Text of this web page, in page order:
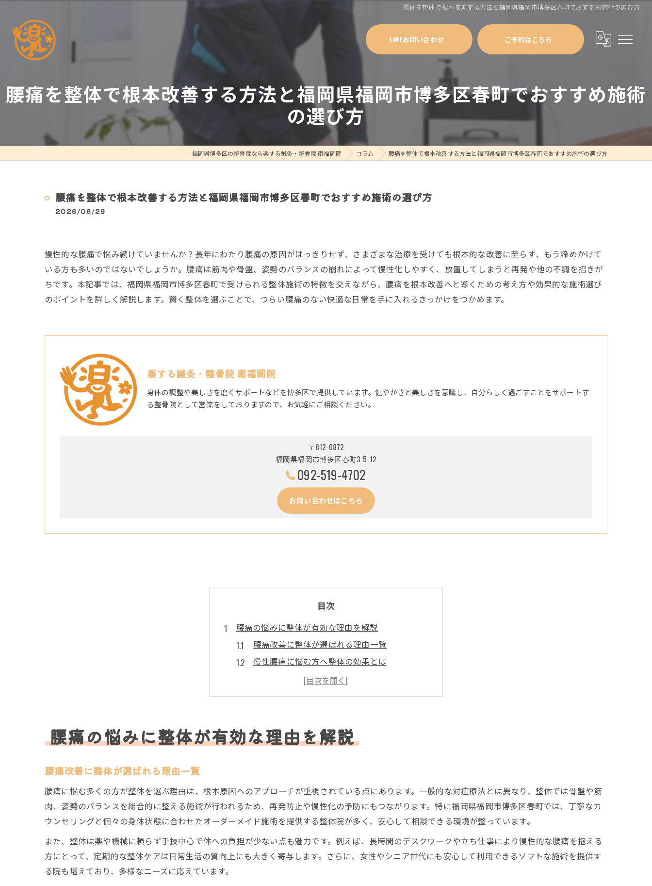
腰痛を整体で根本改善する方法と福岡県福岡市博多区春町でおすすめ施術の選び方
LINEお問い合わせ ご予約はこちら
腰痛を整体で根本改善する方法と福岡県福岡市博多区春町でおすすめ施術
の選び方
福岡県博多区の整骨院なら楽する鍼灸・整骨院 南福岡院 コラム 腰痛を整体で根本改善する方法と福岡県福岡市博多区春町でおすすめ施術の選び方
腰痛を整体で根本改善する方法と福岡県福岡市博多区春町でおすすめ施術の選び方
2026/06/29
慢性的な腰痛で悩み続けていませんか？長年にわたり腰痛の原因がはっきりせず、さまざまな治療を受けても根本的な改善に至らず、もう諦めかけて
いる方も多いのではないでしょうか。腰痛は筋肉や骨盤、姿勢のバランスの崩れによって慢性化しやすく、放置してしまうと再発や他の不調を招きが
ちです。本記事では、福岡県福岡市博多区春町で受けられる整体施術の特徴を交えながら、腰痛を根本改善へと導くための考え方や効果的な施術選び
のポイントを詳しく解説します。賢く整体を選ぶことで、つらい腰痛のない快適な日常を手に入れるきっかけをつかめます。
楽する鍼灸・整骨院 南福岡院
身体の調整や美しさを磨くサポートなどを博多区で提供しています。健やかさと美しさを意識し、自分らしく過ごすことをサポートす
る整骨院として営業をしておりますので、お気軽にご相談ください。
〒812-0872
福岡県福岡市博多区春町3-5-12
092-519-4702
お問い合わせはこちら
目次
腰痛の悩みに整体が有効な理由を解説
腰痛改善に整体が選ばれる理由一覧
慢性腰痛に悩む方へ整体の効果とは
整体と整骨院の違いを腰痛目線で解説
腰痛対策に整体を活用するポイント
整体で腰痛改善を目指す方へ必要な知識
腰痛を整体で改善する基礎知識まとめ
腰痛整体の料金や平均的な費用感
整体で腰痛が治る仕組みを詳しく解説
腰痛根本改善を目指す整体施術の比較表
腰痛の悩みに整体が有効な理由を解説
腰痛改善に整体が選ばれる理由一覧
腰痛に悩む多くの方が整体を選ぶ理由は、根本原因へのアプローチが重視されている点にあります。一般的な対症療法とは異なり、整体では骨盤や筋
肉、姿勢のバランスを総合的に整える施術が行われるため、再発防止や慢性化の予防にもつながります。特に福岡県福岡市博多区春町では、丁寧なカ
ウンセリングと個々の身体状態に合わせたオーダーメイド施術を提供する整体院が多く、安心して相談できる環境が整っています。
また、整体は薬や機械に頼らず手技中心で体への負担が少ない点も魅力です。例えば、長時間のデスクワークや立ち仕事により慢性的な腰痛を抱える
方にとって、定期的な整体ケアは日常生活の質向上にも大きく寄与します。さらに、女性やシニア世代にも安心して利用できるソフトな施術を提供す
る院も増えており、多様なニーズに応えています。